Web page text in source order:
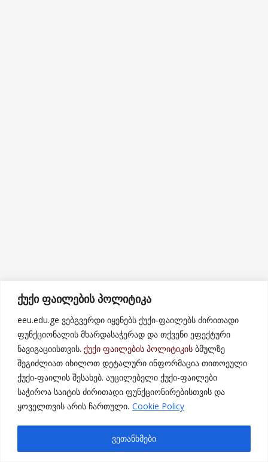
ქუქი ფაილების პოლიტიკა
eeu.edu.ge ვებგვერდი იყენებს ქუქი-ფაილებს ძირითადი
ფუნქციონალის მხარდასაჭერად და თქვენი ეფექტური
ნავიგაციისთვის. ქუქი ფაილების პოლიტიკის ბმულზე
შეგიძლიათ იხილოთ დეტალური ინფორმაცია თითოეული
ქუქი-ფაილის შესახებ. აუცილებელი ქუქი-ფაილები
საჭიროა საიტის ძირითადი ფუნქციონირებისთვის და
ყოველთვის არის ჩართული. Cookie Policy
ვეთანხმები